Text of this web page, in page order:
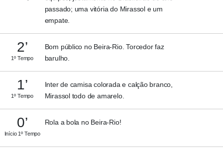
passado; uma vitória do Mirassol e um
empate.
2’
1º Tempo
Bom público no Beira-Rio. Torcedor faz
barulho.
1’
1º Tempo
Inter de camisa colorada e calção branco,
Mirassol todo de amarelo.
0’
Início 1º Tempo
Rola a bola no Beira-Rio!